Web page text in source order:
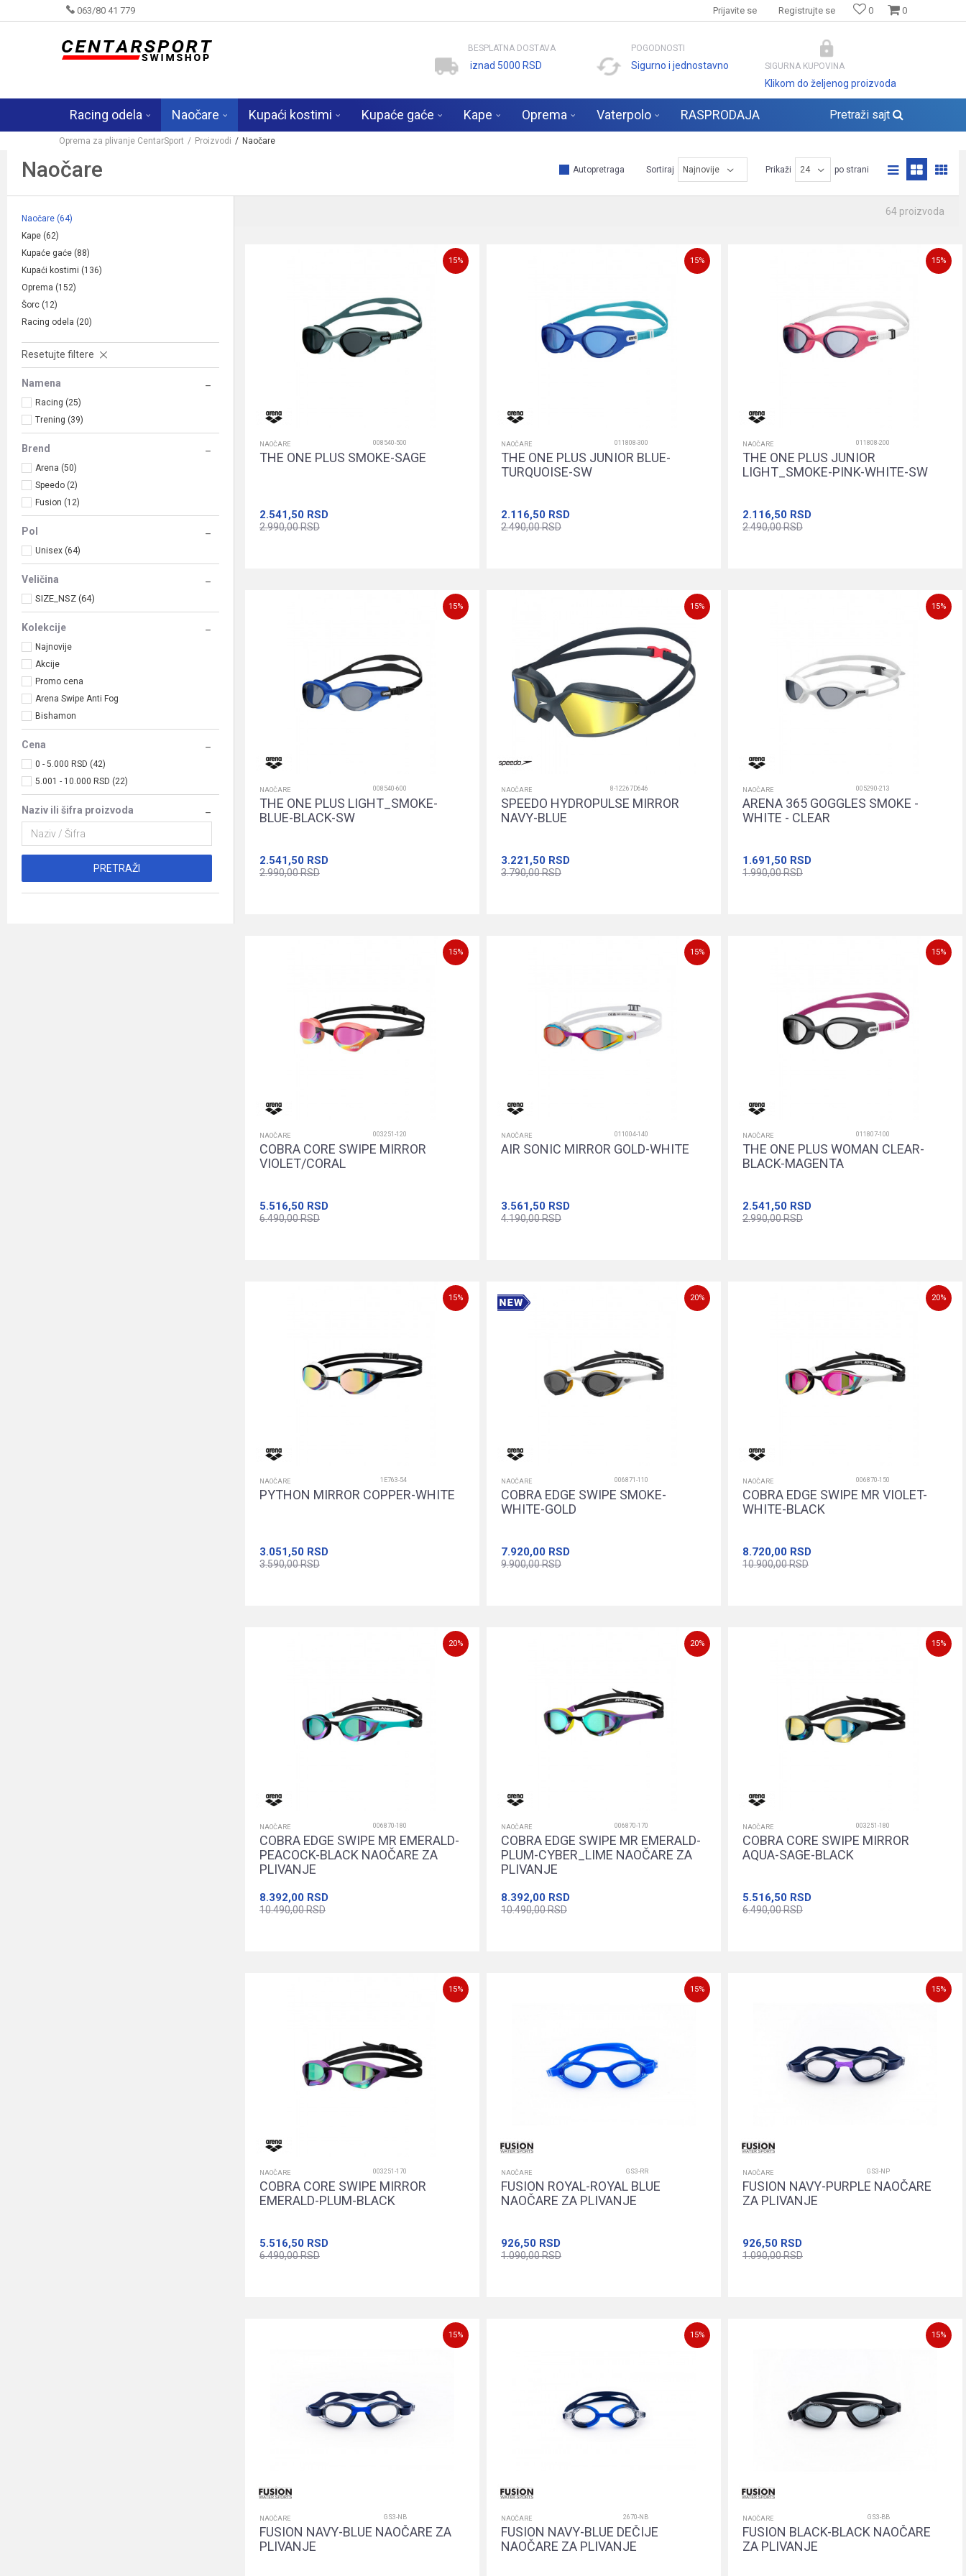
063/80 41 779 0
0
Prijavite se Registrujte se
BESPLATNA DOSTAVA
iznad 5000 RSD
POGODNOSTI
Sigurno i jednostavno SIGURNA KUPOVINA
Klikom do željenog proizvoda
Racing odela Naočare Kupaći kostimi Kupaće gaće Kape Oprema Vaterpolo RASPRODAJA Pretraži sajt
Oprema za plivanje CentarSport Proizvodi Naočare
Naočare Autopretraga Sortiraj Prikaži po strani
Naočare (64)
Kape (62)
Kupaće gaće (88)
Kupaći kostimi (136)
Oprema (152)
Šorc (12)
Racing odela (20)
Resetujte filtere
Namena
Racing (25)
Trening (39)
Brend
Arena (50)
Speedo (2)
Fusion (12)
Pol
Unisex (64)
Veličina
SIZE_NSZ (64)
Kolekcije
Najnovije
Akcije
Promo cena
Arena Swipe Anti Fog
Bishamon
Cena
0 - 5.000 RSD (42)
5.001 - 10.000 RSD (22)
Naziv ili šifra proizvoda
PRETRAŽI
64 proizvoda
15%
NAOČARE 008540-500
THE ONE PLUS SMOKE-SAGE
2.541,50 RSD
2.990,00RSD
15%
NAOČARE 011808-300
THE ONE PLUS JUNIOR BLUE-
TURQUOISE-SW
2.116,50 RSD
2.490,00RSD
15%
NAOČARE 011808-200
THE ONE PLUS JUNIOR
LIGHT_SMOKE-PINK-WHITE-SW
2.116,50 RSD
2.490,00RSD
15%
NAOČARE 008540-600
THE ONE PLUS LIGHT_SMOKE-
BLUE-BLACK-SW
2.541,50 RSD
2.990,00RSD
15%
NAOČARE 8-12267D646
SPEEDO HYDROPULSE MIRROR
NAVY-BLUE
3.221,50 RSD
3.790,00RSD
15%
NAOČARE 005290-213
ARENA 365 GOGGLES SMOKE -
WHITE - CLEAR
1.691,50 RSD
1.990,00RSD
15%
NAOČARE 003251-120
COBRA CORE SWIPE MIRROR
VIOLET/CORAL
5.516,50 RSD
6.490,00RSD
15%
NAOČARE 011004-140
AIR SONIC MIRROR GOLD-WHITE
3.561,50 RSD
4.190,00RSD
15%
NAOČARE 011807-100
THE ONE PLUS WOMAN CLEAR-
BLACK-MAGENTA
2.541,50 RSD
2.990,00RSD
15%
NAOČARE 1E763-54
PYTHON MIRROR COPPER-WHITE
3.051,50 RSD
3.590,00RSD
20%
NAOČARE 006871-110
COBRA EDGE SWIPE SMOKE-
WHITE-GOLD
7.920,00 RSD
9.900,00RSD
20%
NAOČARE 006870-150
COBRA EDGE SWIPE MR VIOLET-
WHITE-BLACK
8.720,00 RSD
10.900,00RSD
20%
NAOČARE 006870-180
COBRA EDGE SWIPE MR EMERALD-
PEACOCK-BLACK NAOČARE ZA
PLIVANJE
8.392,00 RSD
10.490,00RSD
20%
NAOČARE 006870-170
COBRA EDGE SWIPE MR EMERALD-
PLUM-CYBER_LIME NAOČARE ZA
PLIVANJE
8.392,00 RSD
10.490,00RSD
15%
NAOČARE 003251-180
COBRA CORE SWIPE MIRROR
AQUA-SAGE-BLACK
5.516,50 RSD
6.490,00RSD
15%
NAOČARE 003251-170
COBRA CORE SWIPE MIRROR
EMERALD-PLUM-BLACK
5.516,50 RSD
6.490,00RSD
15%
NAOČARE GS3-RR
FUSION ROYAL-ROYAL BLUE
NAOČARE ZA PLIVANJE
926,50 RSD
1.090,00RSD
15%
NAOČARE GS3-NP
FUSION NAVY-PURPLE NAOČARE
ZA PLIVANJE
926,50 RSD
1.090,00RSD
15%
NAOČARE GS3-NB
FUSION NAVY-BLUE NAOČARE ZA
PLIVANJE
15%
NAOČARE 2670-NB
FUSION NAVY-BLUE DEČIJE
NAOČARE ZA PLIVANJE
15%
NAOČARE GS3-BB
FUSION BLACK-BLACK NAOČARE
ZA PLIVANJE